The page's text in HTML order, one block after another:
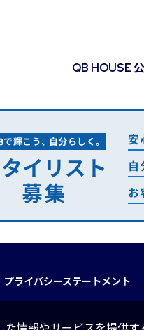
QB HOUSE
プライバシーステートメント